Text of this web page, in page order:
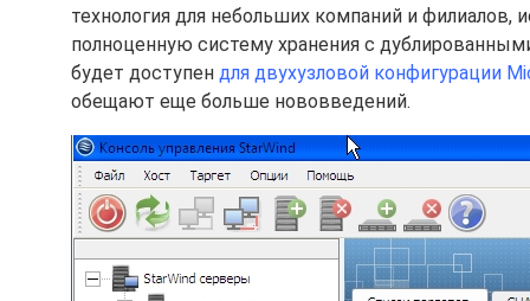
технология для небольших компаний и филиалов,
полноценную систему хранения с
будет доступен для двухузловой конфигурации
обещают еще больше нововведений.